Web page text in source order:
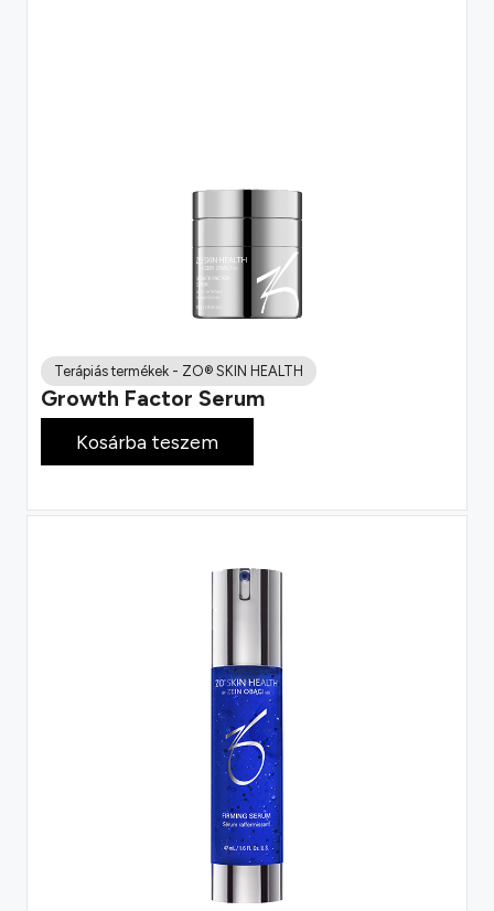
Terápiás termékek - ZO® SKIN HEALTH
Growth Factor Serum
Kosárba teszem